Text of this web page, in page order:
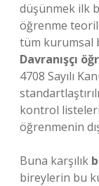
düşünmek ilk
öğrenme
tüm kurumsal
Davranışçı
4708 Sayılı
kontrol
öğrenmenin
Buna karşılık
bireylerin bu